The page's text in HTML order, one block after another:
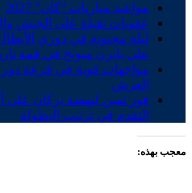
مواعيد مباريات “كان” 2027
عقوبات ثقيلة على الجيش
ليلة مجنونة في دوري
على بايرن ميونخ في قمة
مواجهات قوية في قرعة
العرش
فوز ثمين لنهضة بركان على
التقدم في ترتيب البطولة
معجب بهذه: